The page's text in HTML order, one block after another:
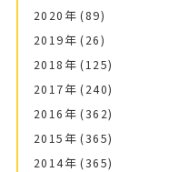
2020年 (89)
2019年 (26)
2018年 (125)
2017年 (240)
2016年 (362)
2015年 (365)
2014年 (365)